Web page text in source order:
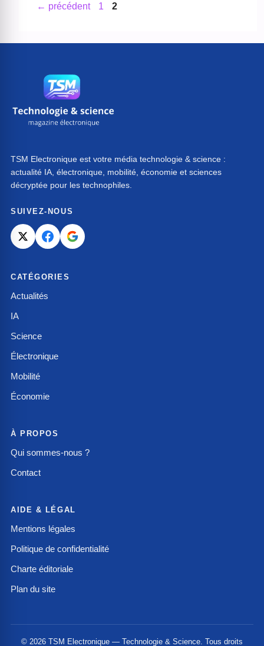
← précédent Page
1 Page
2
TSM Electronique est votre média technologie & science :
actualité IA, électronique, mobilité, économie et sciences
décryptée pour les technophiles.
SUIVEZ-NOUS
CATÉGORIES
Actualités
IA
Science
Électronique
Mobilité
Économie
À PROPOS
Qui sommes-nous ?
Contact
AIDE & LÉGAL
Mentions légales
Politique de confidentialité
Charte éditoriale
Plan du site
© 2026 TSM Electronique — Technologie & Science. Tous droits